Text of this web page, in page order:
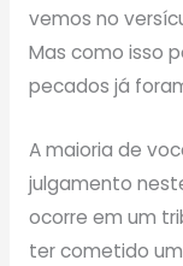
vemos no
Mas como isso
pecados já
A maioria de
julgamento
ocorre em um
ter cometido um